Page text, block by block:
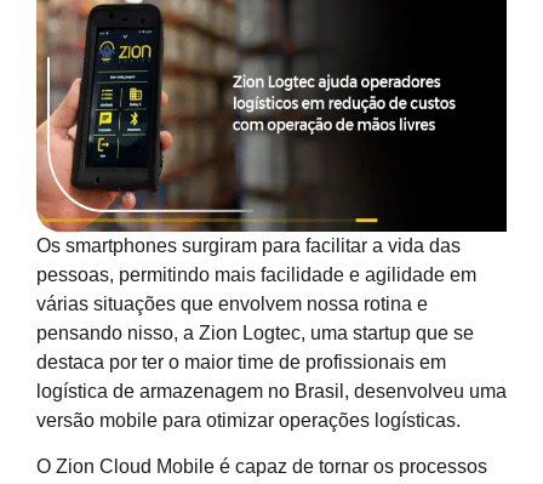
Os smartphones surgiram para facilitar a vida das
pessoas, permitindo mais facilidade e agilidade em
várias situações que envolvem nossa rotina e
pensando nisso, a Zion Logtec, uma startup que se
destaca por ter o maior time de profissionais em
logística de armazenagem no Brasil, desenvolveu uma
versão mobile para otimizar operações logísticas.
O Zion Cloud Mobile é capaz de tornar os processos